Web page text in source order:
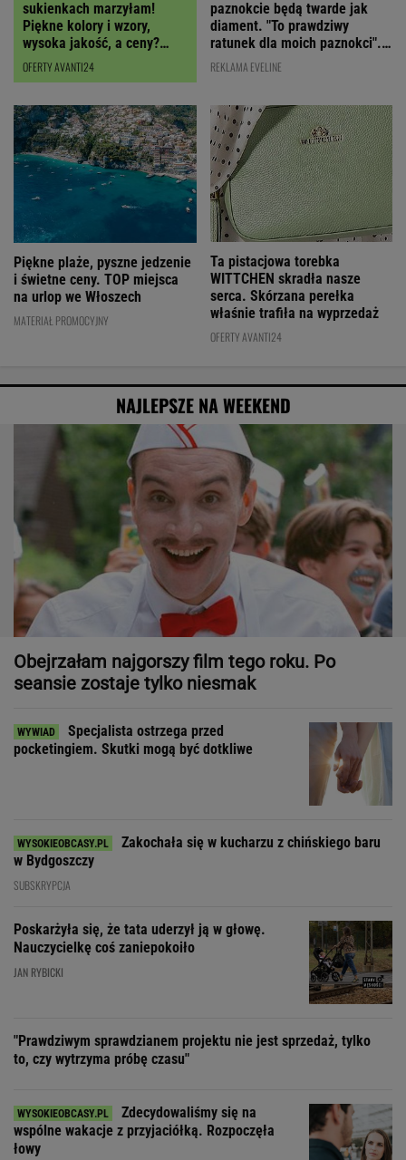
sukienkach marzyłam!
Piękne kolory i wzory,
wysoka jakość, a ceny?
Miło zaskoczą!
OFERTY AVANTI24
paznokcie będą twarde jak
diament. "To prawdziwy
ratunek dla moich paznokci".
Cena? Niska!
REKLAMA EVELINE
Piękne plaże, pyszne jedzenie
i świetne ceny. TOP miejsca
na urlop we Włoszech
MATERIAŁ PROMOCYJNY
Ta pistacjowa torebka
WITTCHEN skradła nasze
serca. Skórzana perełka
właśnie trafiła na wyprzedaż
OFERTY AVANTI24
NAJLEPSZE NA WEEKEND
Obejrzałam najgorszy film tego roku. Po
seansie zostaje tylko niesmak
Specjalista ostrzega przed
pocketingiem. Skutki mogą być dotkliwe
Zakochała się w kucharzu z chińskiego baru
w Bydgoszczy
SUBSKRYPCJA
Poskarżyła się, że tata uderzył ją w głowę.
Nauczycielkę coś zaniepokoiło
JAN RYBICKI
"Prawdziwym sprawdzianem projektu nie jest sprzedaż, tylko
to, czy wytrzyma próbę czasu"
Zdecydowaliśmy się na
wspólne wakacje z przyjaciółką. Rozpoczęła
łowy